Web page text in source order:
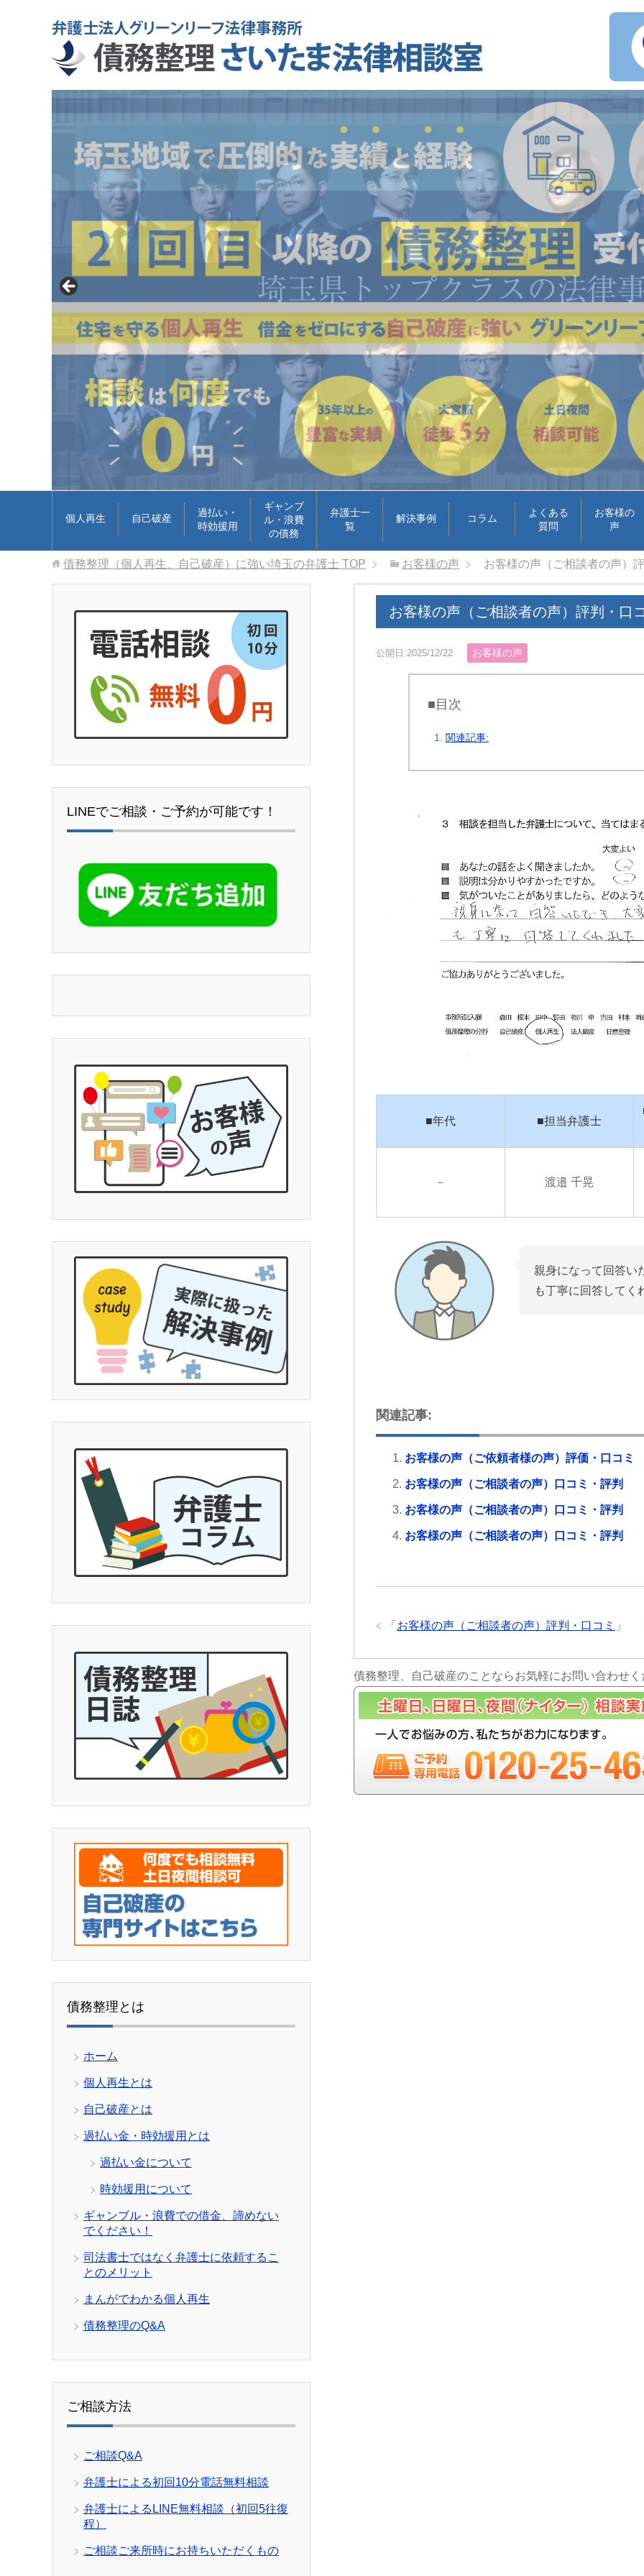
個人再生 自己破産
過払い・
時効援用
ギャンブ
ル・浪費
の債務
弁護士一
覧
解決事例 コラム
よくある
質問
お客様の
声
債務整理（個人再生、自己破産）に強い埼玉の弁護士 TOP お客様の声 お客様の声（ご相談者の声）
お客様の声（ご相談者の声）評判・口
公開日:2025/12/22 お客様の声
■目次
関連記事:
■年代 ■担当弁護士
－
渡邉 千晃
親身になって回答い
も丁寧に回答してく
関連記事:
お客様の声（ご依頼者様の声）評価・口コミ
お客様の声（ご相談者の声）口コミ・評判
お客様の声（ご相談者の声）口コミ・評判
お客様の声（ご相談者の声）口コミ・評判
「 お客様の声（ご相談者の声）評判・口コミ 」
債務整理、自己破産のことならお気軽にお問い合わせく
LINEでご相談・ご予約が可能です！
債務整理とは
ホーム
個人再生とは
自己破産とは
過払い金・時効援用とは
過払い金について
時効援用について
ギャンブル・浪費での借金、諦めない
でください！
司法書士ではなく弁護士に依頼するこ
とのメリット
まんがでわかる個人再生
債務整理のQ&A
ご相談方法
ご相談Q&A
弁護士による初回10分電話無料相談
弁護士によるLINE無料相談（初回5往復
程）
ご相談ご来所時にお持ちいただくもの